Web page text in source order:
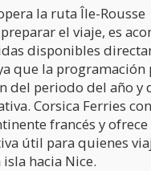
la ruta Île-
el viaje, es
disponibles
que la programación
del periodo del año y
Corsica Ferries
francés y
útil para quienes
hacia Nice.